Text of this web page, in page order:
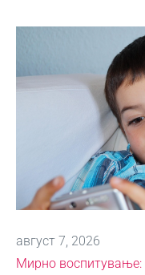
август 7, 2026
Мирно